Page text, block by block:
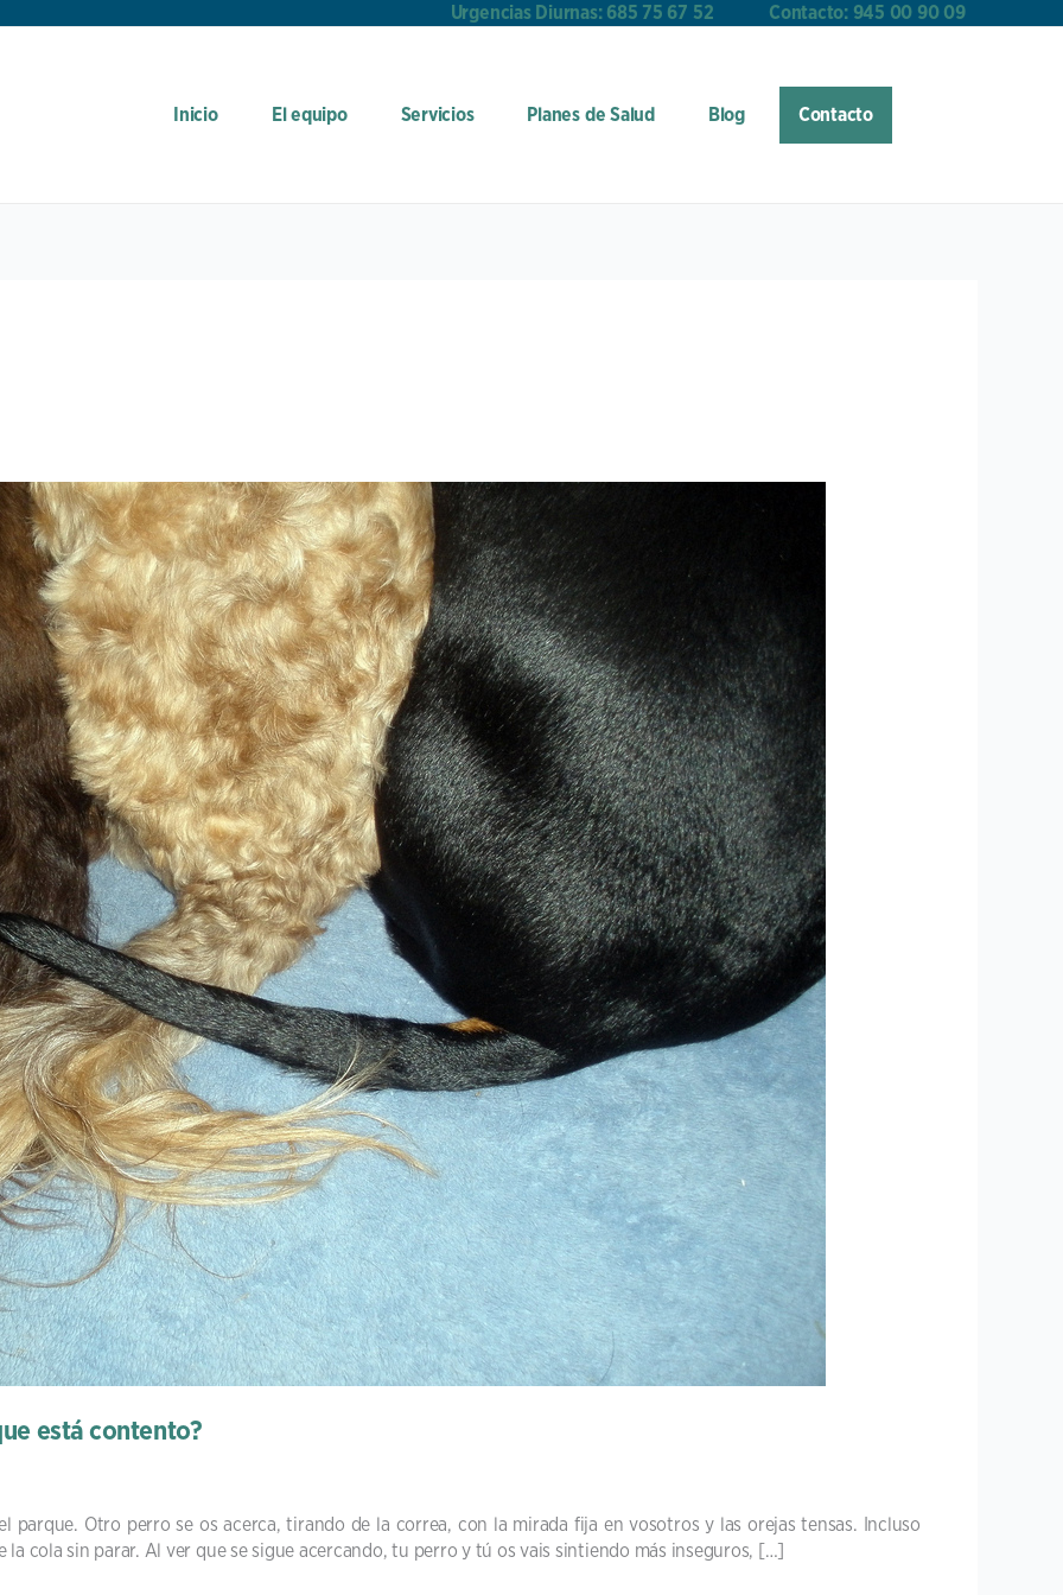
Urgencias Diurnas: 685 75 67 52 Contacto: 945 00 90 09
Inicio El equipo Servicios Planes de Salud Blog Contacto
está contento?
parque. Otro perro se os acerca, tirando de la correa, con la mirada fija en vosotros y las orejas tensas. Incluso
cola sin parar. Al ver que se sigue acercando, tu perro y tú os vais sintiendo más inseguros, […]